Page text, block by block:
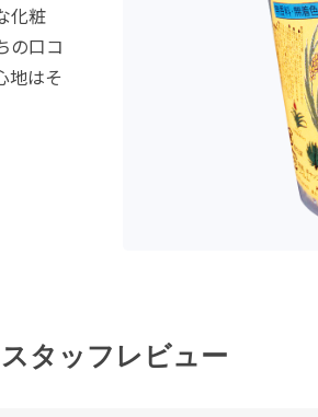
化粧
の口コ
地はそ
スタッフレビュー